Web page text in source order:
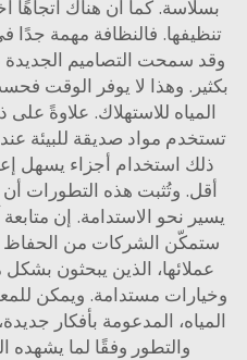
كما أن هناك اتجاهًا آخر
فالنظافة مهمة جدًا في
سمحت التصاميم الجديدة
وهذا لا يوفر الوقت فحسب،
للاستهلاك. علاوةً على ذلك،
مواد صديقة للبيئة عند
استخدام أجزاء يسهل إعادة
وتُثبت هذه التطورات أن
نحو الاستدامة. إن متابعة آخر
الشركات من الحفاظ على
الذين يبحثون بشكل
مستدامة. ويمكن للمعدات
المدعومة بأفكار جديدة، أن
والتطور وفقًا لما يشهده